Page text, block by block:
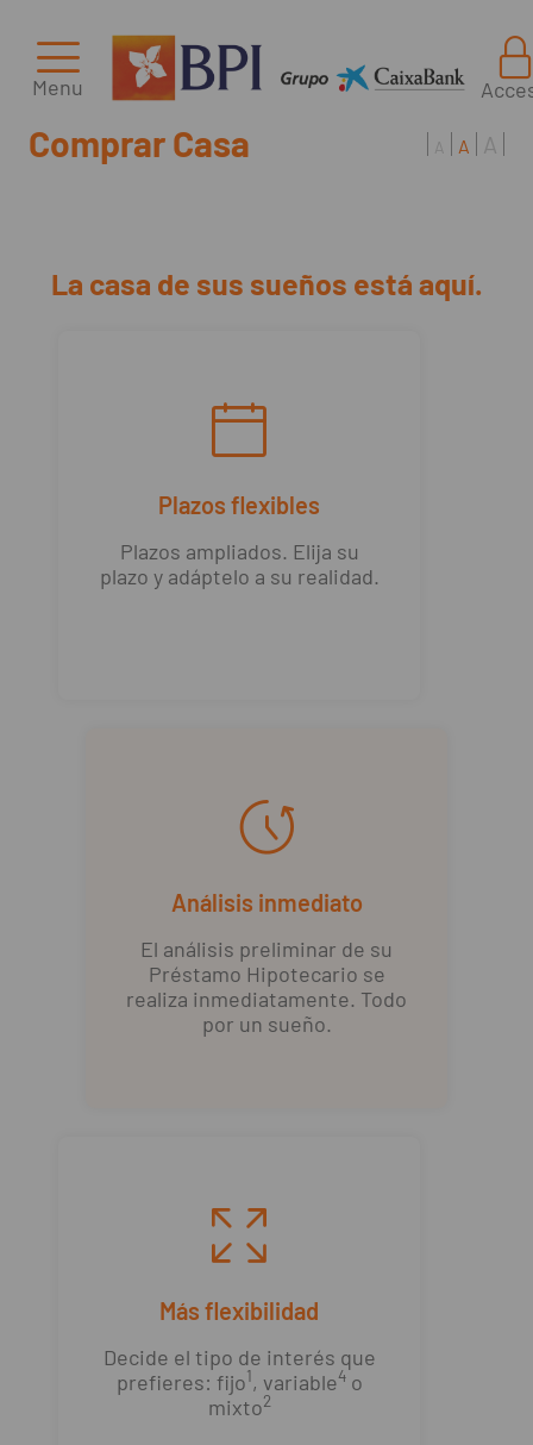
Menu
Comprar Casa A A A
La casa de sus sueños está aquí.
Plazos flexibles
Plazos ampliados. Elija su
plazo y adáptelo a su realidad.
Análisis inmediato
El análisis preliminar de su
Préstamo Hipotecario se
realiza inmediatamente. Todo
por un sueño.
Más flexibilidad
Decide el tipo de interés que
prefieres: fijo1, variable4o
mixto2